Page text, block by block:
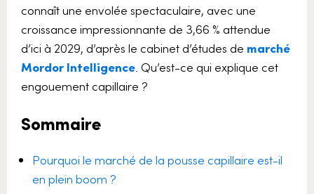
connaît une envolée spectaculaire, avec une
croissance impressionnante de 3,66 % attendue
d’ici à 2029, d’après le cabinet d’études de marché
Mordor Intelligence. Qu’est-ce qui explique cet
engouement capillaire ?
Sommaire
Pourquoi le marché de la pousse capillaire est-il
en plein boom ?